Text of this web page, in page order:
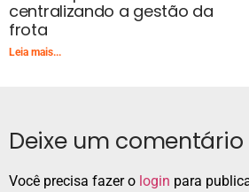
centralizando a gestão da
frota
Leia mais...
Deixe um comentário
Você precisa fazer o login para